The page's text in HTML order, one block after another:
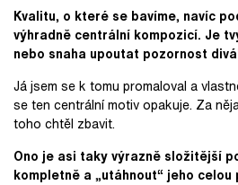
Kvalitu, o které se bavíme, navíc
výhradně centrální kompozicí. Je
nebo snaha upoutat pozornost
Já jsem se k tomu promaloval a
se ten centrální motiv opakuje. Za
toho chtěl zbavit.
Ono je asi taky výrazně složitější
kompletně a „utáhnout“ jeho celou